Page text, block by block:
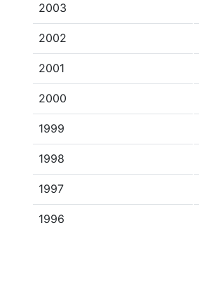
2003
2002
2001
2000
1999
1998
1997
1996